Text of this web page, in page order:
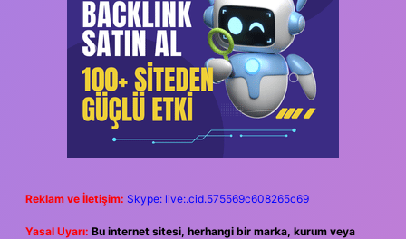
Reklam ve İletişim: Skype: live:.cid.575569c608265c69
Yasal Uyarı: Bu internet sitesi, herhangi bir marka, kurum veya